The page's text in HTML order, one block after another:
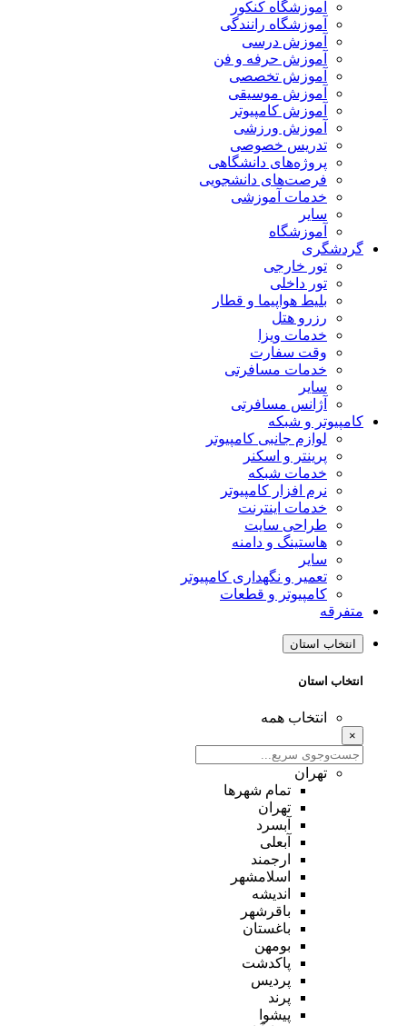
آموزشگاه کنکور
آموزشگاه رانندگی
آموزش درسی
آموزش حرفه و فن
آموزش تخصصی
آموزش موسیقی
آموزش کامپیوتر
آموزش ورزشی
تدریس خصوصی
پروژه‌های دانشگاهی
فرصت‌های دانشجویی
خدمات آموزشی
سایر
آموزشگاه
گردشگری
تور خارجی
تور داخلی
بلیط هواپیما و قطار
رزرو هتل
خدمات ویزا
وقت سفارت
خدمات مسافرتی
سایر
آژانس مسافرتی
کامپیوتر و شبکه
لوازم جانبی کامپیوتر
پرینتر و اسکنر
خدمات شبکه
نرم افزار کامپیوتر
خدمات اینترنت
طراحی سایت
هاستینگ و دامنه
سایر
تعمیر و نگهداری کامپیوتر
کامپیوتر و قطعات
متفرقه
انتخاب استان
انتخاب استان
انتخاب همه
×
تهران
تمام شهر‌ها
تهران
آبسرد
آبعلی
ارجمند
اسلامشهر
اندیشه
باقرشهر
باغستان
بومهن
پاکدشت
پردیس
پرند
پیشوا